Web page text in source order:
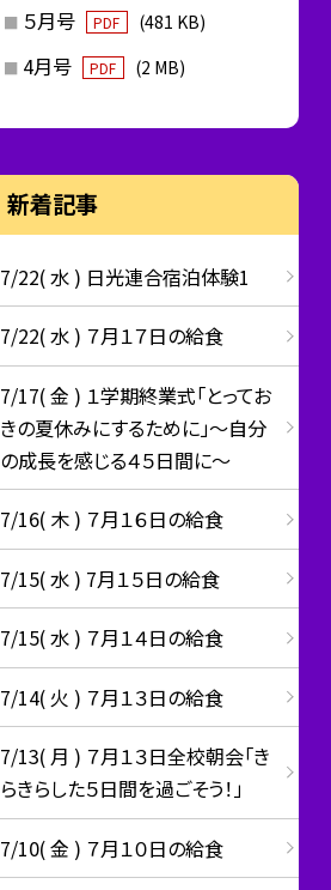
５月号 PDF (481 KB)
4月号 PDF (2 MB)
新着記事
7/22( 水 ) 日光連合宿泊体験1
7/22( 水 ) ７月１７日の給食
7/17( 金 ) １学期終業式「とってお
きの夏休みにするために」～自分
の成長を感じる４５日間に～
7/16( 木 ) ７月１６日の給食
7/15( 水 ) 7月１５日の給食
7/15( 水 ) ７月１４日の給食
7/14( 火 ) ７月１３日の給食
7/13( 月 ) ７月１３日全校朝会「き
らきらした５日間を過ごそう！」
7/10( 金 ) ７月１０日の給食